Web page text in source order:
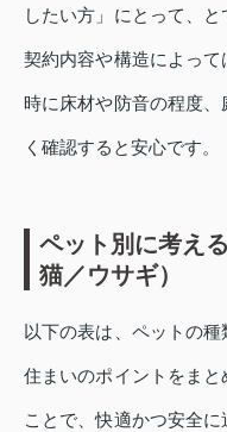
したい方」にとって、と
契約内容や構造によっ
時に床材や防音の程度
く確認すると安心です。
ペット別に考え
猫／ウサギ）
以下の表は、ペットの
住まいのポイントをま
ことで、快適かつ安全